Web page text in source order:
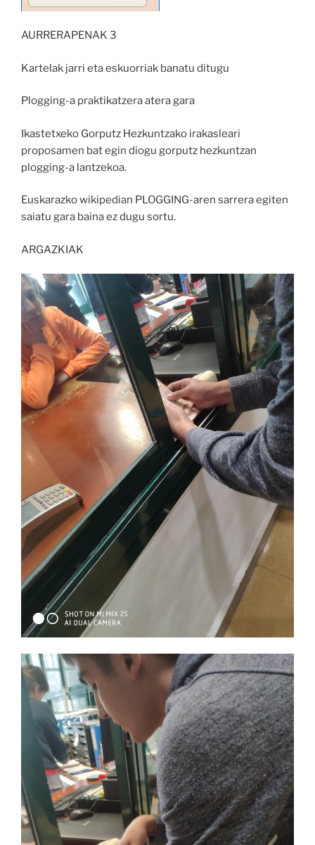
AURRERAPENAK 3
Kartelak jarri eta eskuorriak banatu ditugu
Plogging-a praktikatzera atera gara
Ikastetxeko Gorputz Hezkuntzako irakasleari
proposamen bat egin diogu gorputz hezkuntzan
plogging-a lantzekoa.
Euskarazko wikipedian PLOGGING-aren sarrera egiten
saiatu gara baina ez dugu sortu.
ARGAZKIAK